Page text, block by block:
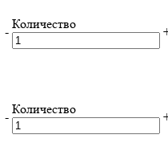
-
Количество
-
Количество